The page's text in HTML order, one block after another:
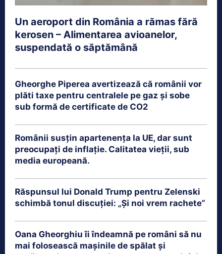
Un aeroport din România a rămas fără
kerosen – Alimentarea avioanelor,
suspendată o săptămână
Gheorghe Piperea avertizează că românii vor
plăti taxe pentru centralele pe gaz și sobe
sub formă de certificate de CO2
Românii susțin apartenența la UE, dar sunt
preocupați de inflație. Calitatea vieții, sub
media europeană.
Răspunsul lui Donald Trump pentru Zelenski
schimbă tonul discuției: „Și noi vrem rachete”
Oana Gheorghiu îi îndeamnă pe români să nu
mai folosească mașinile de spălat și